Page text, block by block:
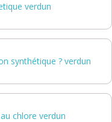
verdun
synthétique ? verdun
chlore verdun